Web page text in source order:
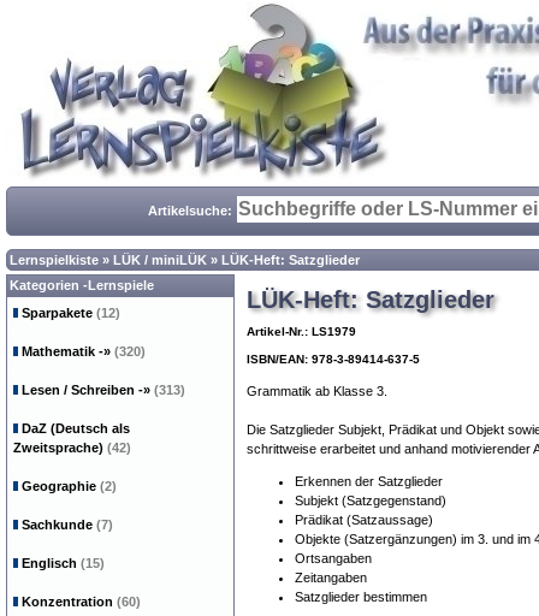
Artikelsuche:
Lernspielkiste » LÜK / miniLÜK » LÜK-Heft: Satzglieder
LÜK-Heft: Satzglieder
Artikel-Nr.: LS1979
ISBN/EAN: 978-3-89414-637-5
Grammatik ab Klasse 3.
Die Satzglieder Subjekt, Prädikat und Objekt
schrittweise erarbeitet und anhand motivierender
Erkennen der Satzglieder
Subjekt (Satzgegenstand)
Prädikat (Satzaussage)
Objekte (Satzergänzungen) im 3. und im
Ortsangaben
Zeitangaben
Satzglieder bestimmen
Kategorien -Lernspiele
Sparpakete (12)
Mathematik -» (320)
Lesen / Schreiben -» (313)
DaZ (Deutsch als
Zweitsprache) (42)
Geographie (2)
Sachkunde (7)
Englisch (15)
Konzentration (60)